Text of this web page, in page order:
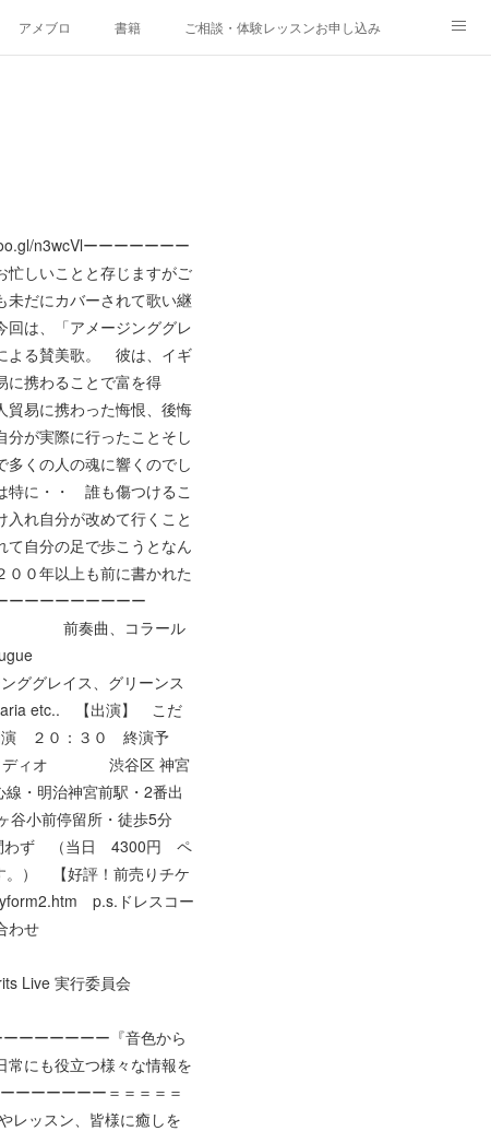
アメブロ 書籍 ご相談・体験レッスンお申し込み
n3wcVlーーーーーーー
しいことと存じますがご
だにカバーされて歌い継
は、「アメージンググレ
よる賛美歌。 彼は、イギ
に携わることで富を得
易に携わった悔恨、後悔
が実際に行ったことそし
くの人の魂に響くのでし
特に・・ 誰も傷つけるこ
れ自分が改めて行くこと
自分の足で歩こうとなん
０年以上も前に書かれた
ーーーーーーーー
ク 前奏曲、コラール
ス、グリーンス
etc.. 【出演】 こだ
２０：３０ 終演予
タディオ 渋谷区 神宮
明治神宮前駅・2番出
谷小前停留所・徒歩5分
ず （当日 4300円 ペ
。） 【好評！前売りチケ
p.s.ドレスコー
わせ
Live 実行委員会
ーーーーーー『音色から
にも役立つ様々な情報を
ーーーーーー＝＝＝＝＝
レッスン、皆様に癒しを